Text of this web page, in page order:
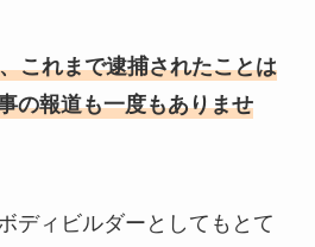
これまで逮捕されたことは
の報道も一度もありませ
ディビルダーとしてもとて